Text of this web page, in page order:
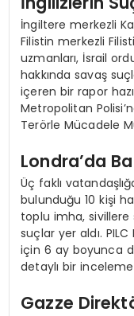
İngiltere merkezli
Filistin merkezli
uzmanları, İsrail
hakkında savaş
içeren bir rapor
Metropolitan
Terörle Mücadele
Londra’da
Üç faklı
bulunduğu 10 kişi
toplu imha, sivillere
suçlar yer aldı.
için 6 ay boyunca
detaylı bir
Gazze